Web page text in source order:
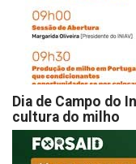
Dia de Campo do
cultura do milho